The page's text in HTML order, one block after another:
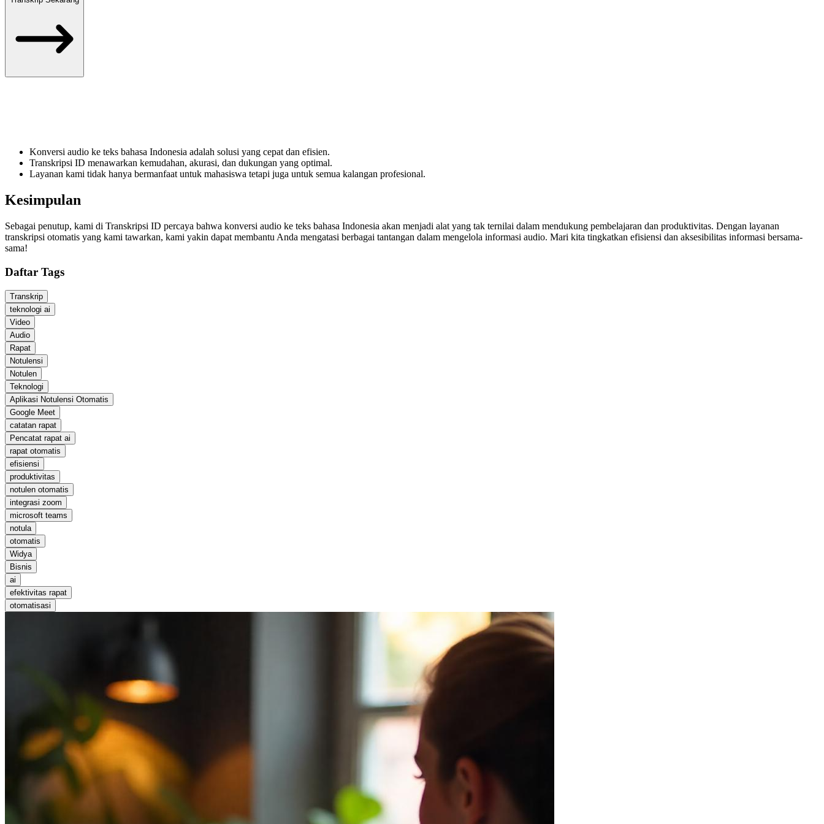
Konversi audio ke teks bahasa Indonesia adalah solusi yang cepat dan efisien.
Transkripsi ID menawarkan kemudahan, akurasi, dan dukungan yang optimal.
Layanan kami tidak hanya bermanfaat untuk mahasiswa tetapi juga untuk semua kalangan profesional.
Kesimpulan
Sebagai penutup, kami di Transkripsi ID percaya bahwa konversi audio ke teks bahasa Indonesia akan menjadi alat yang tak ternilai dalam mendukung pembelajaran dan produktivitas. Dengan layanan
transkripsi otomatis yang kami tawarkan, kami yakin dapat membantu Anda mengatasi berbagai tantangan dalam mengelola informasi audio. Mari kita tingkatkan efisiensi dan aksesibilitas informasi bersama-
sama!
Daftar Tags
Transkrip
teknologi ai
Video
Audio
Rapat
Notulensi
Notulen
Teknologi
Aplikasi Notulensi Otomatis
Google Meet
catatan rapat
Pencatat rapat ai
rapat otomatis
efisiensi
produktivitas
notulen otomatis
integrasi zoom
microsoft teams
notula
otomatis
Widya
Bisnis
ai
efektivitas rapat
otomatisasi